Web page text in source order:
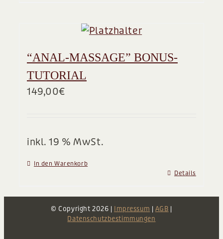
“ANAL-MASSAGE” BONUS-
TUTORIAL
149,00€
inkl. 19 % MwSt.
In den Warenkorb
Details
© Copyright2026 | Impressum | AGB |
Datenschutzbestimmungen